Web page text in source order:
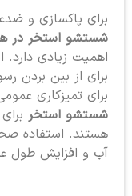
برای پاکسازی و
شستشو استخر در
اهمیت زیادی
برای از بین بردن
برای تمیزکاری
شستشو استخربرای
هستند. استفاده
آب و افزایش طول